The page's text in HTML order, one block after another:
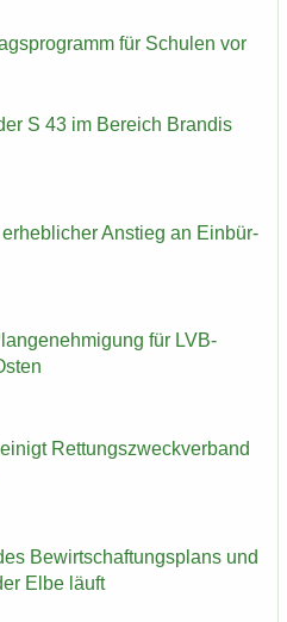
für Schu­len vor
S 43 im Be­reich Bran­dis
An­stieg an Ein­bür­
für LVB-​
Ret­tungs­zweck­ver­band
Be­wirt­schaf­tungs­plans und
Elbe läuft